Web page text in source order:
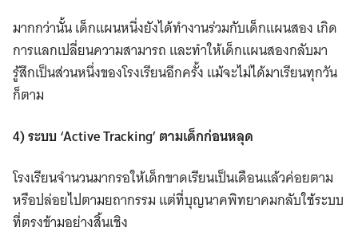
มากกว่านั้น เด็กแผนหนึ่งยังได้ทำงานร่วมกับเด็กแผนสอง เกิด
การแลกเปลี่ยนความสามารถ และทำให้เด็กแผนสองกลับมา
รู้สึกเป็นส่วนหนึ่งของโรงเรียนอีกครั้ง แม้จะไม่ได้มาเรียนทุกวัน
ก็ตาม
4) ระบบ ‘Active Tracking’ ตามเด็กก่อนหลุด
โรงเรียนจำนวนมากรอให้เด็กขาดเรียนเป็นเดือนแล้วค่อยตาม
หรือปล่อยไปตามยถากรรม แต่ที่บุญนาคพิทยาคมกลับใช้ระบบ
ที่ตรงข้ามอย่างสิ้นเชิง